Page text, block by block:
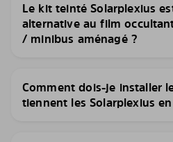
Le kit teinté Solarplexius
alternative au film
/ minibus aménagé ?
Comment dois-je installer
tiennent les Solarplexius